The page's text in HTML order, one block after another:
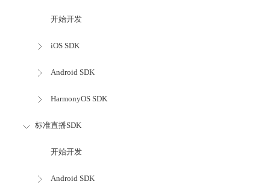
开始开发
iOS SDK
Android SDK
HarmonyOS SDK
标准直播SDK
开始开发
Android SDK